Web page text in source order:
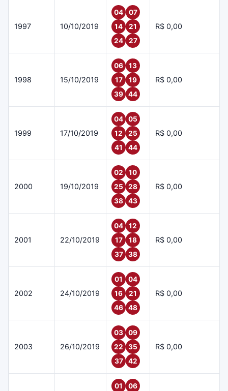
1997 10/10/2019
04
07
14
21
24
27
R$ 0,00
1998 15/10/2019
06
13
17
19
39
44
R$ 0,00
1999 17/10/2019
04
05
12
25
41
44
R$ 0,00
2000 19/10/2019
02
10
25
28
38
43
R$ 0,00
2001 22/10/2019
04
12
17
18
37
38
R$ 0,00
2002 24/10/2019
01
04
16
21
46
48
R$ 0,00
2003 26/10/2019
03
09
22
35
37
42
R$ 0,00
01
06